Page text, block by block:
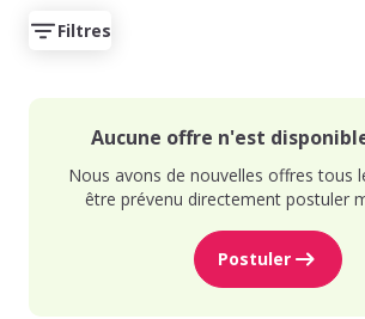
Filtres
Aucune offre n'est
Nous avons de nouvelles offres tous
être prévenu directement postuler
Postuler